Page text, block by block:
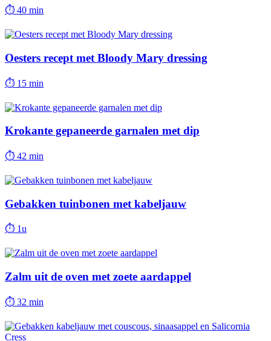
⏱ 40 min
Oesters recept met Bloody Mary dressing
⏱ 15 min
Krokante gepaneerde garnalen met dip
⏱ 42 min
Gebakken tuinbonen met kabeljauw
⏱ 1u
Zalm uit de oven met zoete aardappel
⏱ 32 min